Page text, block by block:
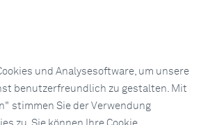
und Analysesoftware, um unsere
benutzerfreundlich zu gestalten. Mit
stimmen Sie der Verwendung